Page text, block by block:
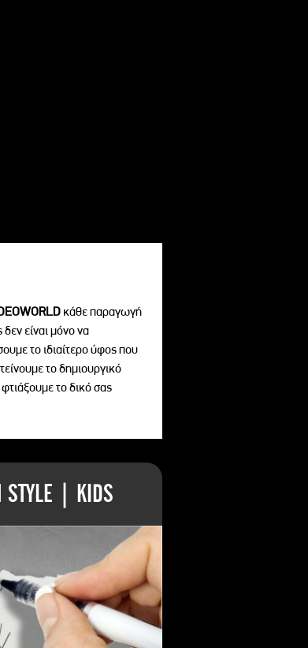
κάθε παραγωγή
είναι μόνο να
το ιδιαίτερο ύφος που
το δημιουργικό
το δικό σας
| KIDS